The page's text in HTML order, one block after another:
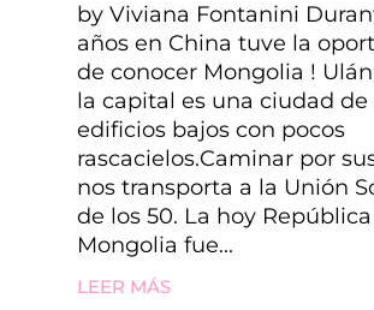
by Viviana Fontanini
años en China tuve la
de conocer Mongolia !
la capital es una ciudad de
edificios bajos con pocos
rascacielos.Caminar por
nos transporta a la Unión
de los 50. La hoy
Mongolia fue...
LEER MÁS